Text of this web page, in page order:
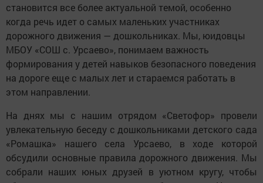
становится все более актуальной темой, особенно
когда речь идет о самых маленьких участниках
дорожного движения — дошкольниках. Мы, юидовцы
МБОУ «СОШ с. Урсаево», понимаем важность
формирования у детей навыков безопасного поведения
на дороге еще с малых лет и стараемся работать в
этом направлении.
На днях мы с нашим отрядом «Светофор» провели
увлекательную беседу с дошкольниками детского сада
«Ромашка» нашего села Урсаево, в ходе которой
обсудили основные правила дорожного движения. Мы
собрали наших юных друзей в уютном кругу, чтобы